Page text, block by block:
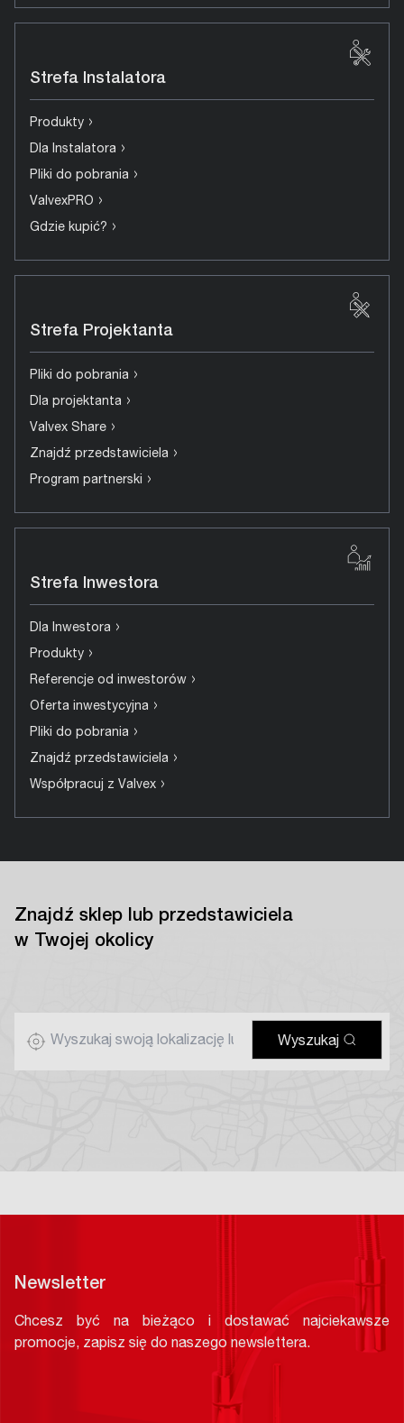
Strefa Instalatora
Produkty ›
Dla Instalatora ›
Pliki do pobrania ›
ValvexPRO ›
Gdzie kupić? ›
Strefa Projektanta
Pliki do pobrania ›
Dla projektanta ›
Valvex Share ›
Znajdź przedstawiciela ›
Program partnerski ›
Strefa Inwestora
Dla Inwestora ›
Produkty ›
Referencje od inwestorów ›
Oferta inwestycyjna ›
Pliki do pobrania ›
Znajdź przedstawiciela ›
Współpracuj z Valvex ›
Znajdź sklep lub przedstawiciela
w Twojej okolicy
Wyszukaj
Newsletter
Chcesz być na bieżąco i dostawać najciekawsze
promocje, zapisz się do naszego newslettera.